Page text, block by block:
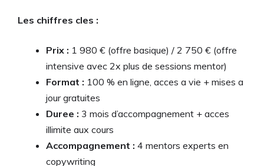
Les chiffres cles :
Prix : 1 980 € (offre basique) / 2 750 € (offre
intensive avec 2x plus de sessions mentor)
Format : 100 % en ligne, acces a vie + mises a
jour gratuites
Duree : 3 mois d’accompagnement + acces
illimite aux cours
Accompagnement : 4 mentors experts en
copywriting